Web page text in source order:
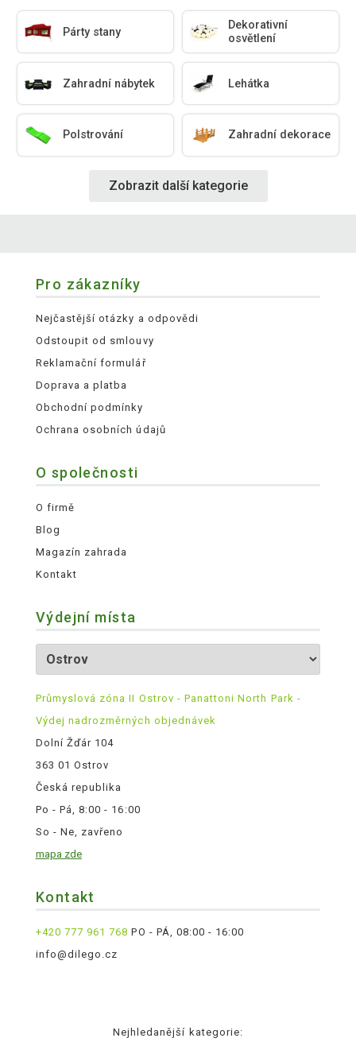
Párty stany
Dekorativní
osvětlení
Zahradní nábytek Lehátka
Polstrování Zahradní dekorace
Zobrazit další kategorie
Pro zákazníky
Nejčastější otázky a odpovědi
Odstoupit od smlouvy
Reklamační formulář
Doprava a platba
Obchodní podmínky
Ochrana osobních údajů
O společnosti
O firmě
Blog
Magazín zahrada
Kontakt
Výdejní místa
Průmyslová zóna II Ostrov - Panattoni North Park -
Výdej nadrozměrných objednávek
Dolní Žďár 104
363 01 Ostrov
Česká republika
Po - Pá, 8:00 - 16:00
So - Ne, zavřeno
mapa zde
Kontakt
+420 777 961 768 PO - PÁ, 08:00 - 16:00
info@dilego.cz
Nejhledanější kategorie: